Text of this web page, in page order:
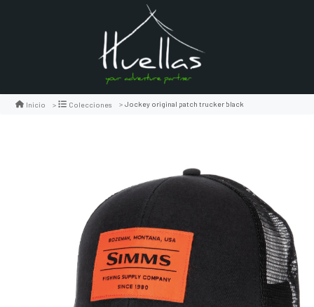
Inicio Colecciones Jockey original patch trucker black